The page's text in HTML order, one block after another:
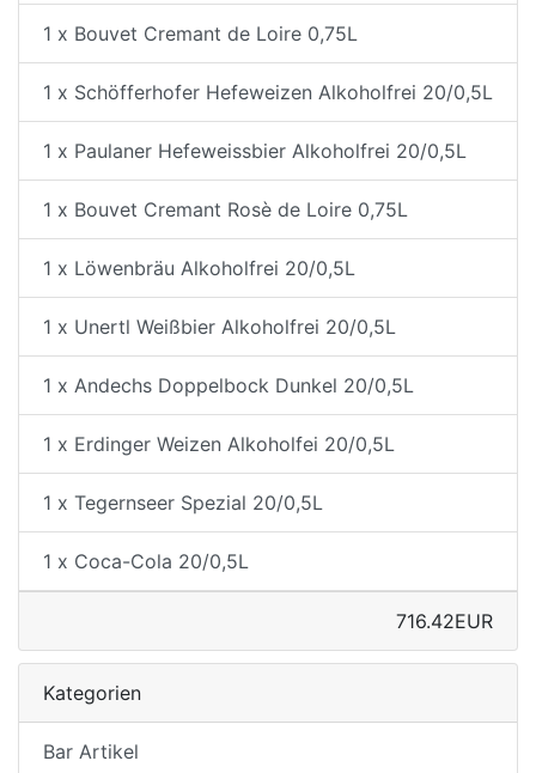
1 x Bouvet Cremant de Loire 0,75L
1 x Schöfferhofer Hefeweizen Alkoholfrei 20/0,5L
1 x Paulaner Hefeweissbier Alkoholfrei 20/0,5L
1 x Bouvet Cremant Rosè de Loire 0,75L
1 x Löwenbräu Alkoholfrei 20/0,5L
1 x Unertl Weißbier Alkoholfrei 20/0,5L
1 x Andechs Doppelbock Dunkel 20/0,5L
1 x Erdinger Weizen Alkoholfei 20/0,5L
1 x Tegernseer Spezial 20/0,5L
1 x Coca-Cola 20/0,5L
716.42EUR
Kategorien
Bar Artikel